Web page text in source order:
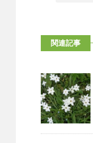
関連記事